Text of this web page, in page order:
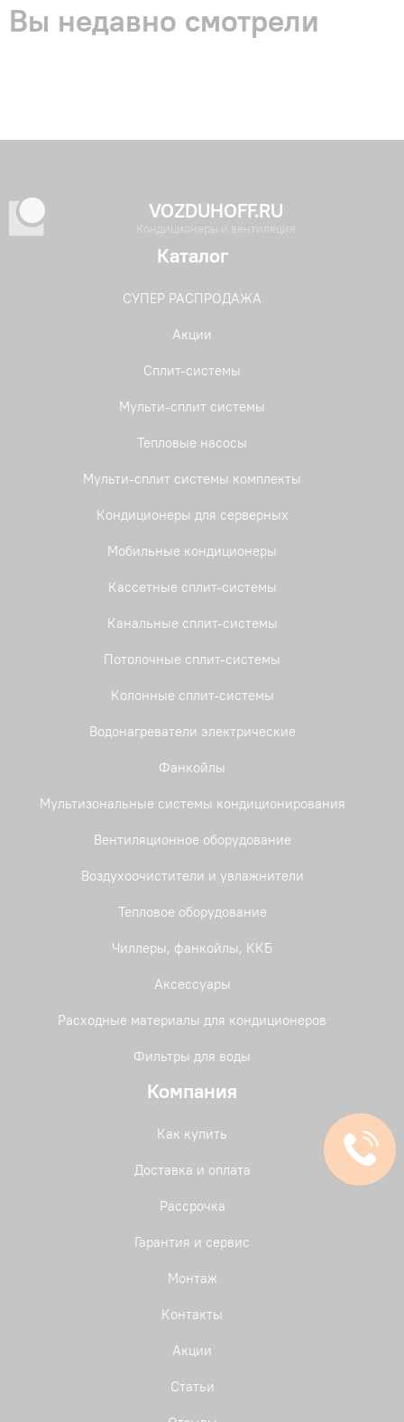
Вы недавно смотрели
VOZDUHOFF.RU
Кондиционеры и вентиляция
Каталог
СУПЕР РАСПРОДАЖА
Акции
Сплит-системы
Мульти-сплит системы
Тепловые насосы
Мульти-сплит системы комплекты
Кондиционеры для серверных
Мобильные кондиционеры
Кассетные сплит-системы
Канальные сплит-системы
Потолочные сплит-системы
Колонные сплит-системы
Водонагреватели электрические
Фанкойлы
Мультизональные системы кондиционирования
Вентиляционное оборудование
Воздухоочистители и увлажнители
Тепловое оборудование
Чиллеры, фанкойлы, ККБ
Аксессуары
Расходные материалы для кондиционеров
Фильтры для воды
Компания
Как купить
Доставка и оплата
Рассрочка
Гарантия и сервис
Монтаж
Контакты
Акции
Статьи